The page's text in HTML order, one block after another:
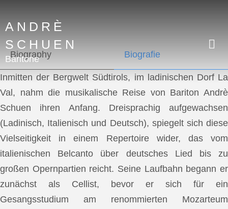
ANDRÈ
SCHUEN
Baritone
Biography Biografie
Inmitten der Bergwelt Südtirols, im ladinischen Dorf La
Val, nahm die musikalische Reise von Bariton Andrè
Schuen ihren Anfang. Dreisprachig aufgewachsen
(Ladinisch, Italienisch und Deutsch), spiegelt sich diese
Vielseitigkeit in einem Repertoire wider, das vom
italienischen Belcanto über deutsches Lied bis zu
großen Opernpartien reicht. Seine Laufbahn begann er
zunächst als Cellist, bevor er sich für ein
Gesangsstudium am renommierten Mozarteum